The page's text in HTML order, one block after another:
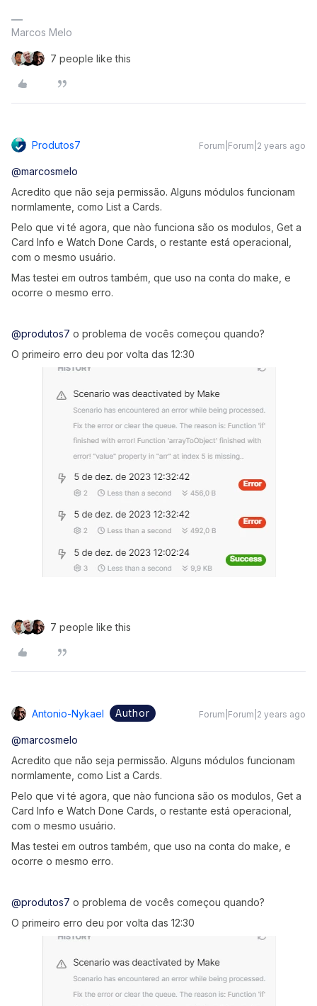
Marcos Melo
7 people like this
Produtos7 Forum|Forum|2 years ago
@marcosmelo
Acredito que não seja permissão. Alguns módulos funcionam
normlamente, como List a Cards.
Pelo que vi té agora, que nào funciona são os modulos, Get a
Card Info e Watch Done Cards, o restante está operacional,
com o mesmo usuário.
Mas testei em outros também, que uso na conta do make, e
ocorre o mesmo erro.
@produtos7 o problema de vocês começou quando?
O primeiro erro deu por volta das 12:30
7 people like this
Antonio-Nykael Author Forum|Forum|2 years ago
@marcosmelo
Acredito que não seja permissão. Alguns módulos funcionam
normlamente, como List a Cards.
Pelo que vi té agora, que nào funciona são os modulos, Get a
Card Info e Watch Done Cards, o restante está operacional,
com o mesmo usuário.
Mas testei em outros também, que uso na conta do make, e
ocorre o mesmo erro.
@produtos7 o problema de vocês começou quando?
O primeiro erro deu por volta das 12:30